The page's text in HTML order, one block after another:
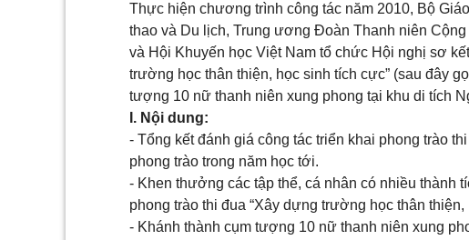
Thực hiện chương trình công tác năm 2010, Bộ
thao và Du lịch, Trung ương Đoàn Thanh niên
và Hội Khuyến học Việt Nam tổ chức Hội nghị sơ
trường học thân thiện, học sinh tích cực” (sau đây
tượng 10 nữ thanh niên xung phong tại khu di tích
I. Nội dung:
- Tổng kết đánh giá công tác triển khai phong trào
phong trào trong năm học tới.
- Khen thưởng các tập thể, cá nhân có nhiều thành
phong trào thi đua “Xây dựng trường học thân thiện,
- Khánh thành cụm tượng 10 nữ thanh niên xung